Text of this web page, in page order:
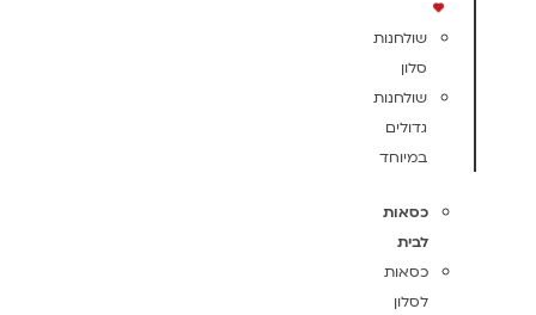
שולחנות
סלון
שולחנות
גדולים
במיוחד
כסאות
לבית
כסאות
לסלון